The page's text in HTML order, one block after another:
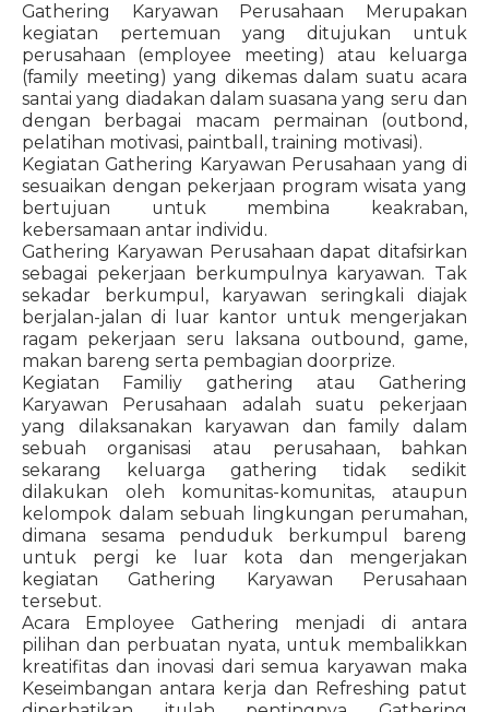
Gathering Karyawan Perusahaan Merupakan
kegiatan pertemuan yang ditujukan untuk
perusahaan (employee meeting) atau keluarga
(family meeting) yang dikemas dalam suatu acara
santai yang diadakan dalam suasana yang seru dan
dengan berbagai macam permainan (outbond,
pelatihan motivasi, paintball, training motivasi).
Kegiatan Gathering Karyawan Perusahaan yang di
sesuaikan dengan pekerjaan program wisata yang
bertujuan untuk membina keakraban,
kebersamaan antar individu.
Gathering Karyawan Perusahaan dapat ditafsirkan
sebagai pekerjaan berkumpulnya karyawan. Tak
sekadar berkumpul, karyawan seringkali diajak
berjalan-jalan di luar kantor untuk mengerjakan
ragam pekerjaan seru laksana outbound, game,
makan bareng serta pembagian doorprize.
Kegiatan Familiy gathering atau Gathering
Karyawan Perusahaan adalah suatu pekerjaan
yang dilaksanakan karyawan dan family dalam
sebuah organisasi atau perusahaan, bahkan
sekarang keluarga gathering tidak sedikit
dilakukan oleh komunitas-komunitas, ataupun
kelompok dalam sebuah lingkungan perumahan,
dimana sesama penduduk berkumpul bareng
untuk pergi ke luar kota dan mengerjakan
kegiatan Gathering Karyawan Perusahaan
tersebut.
Acara Employee Gathering menjadi di antara
pilihan dan perbuatan nyata, untuk membalikkan
kreatifitas dan inovasi dari semua karyawan maka
Keseimbangan antara kerja dan Refreshing patut